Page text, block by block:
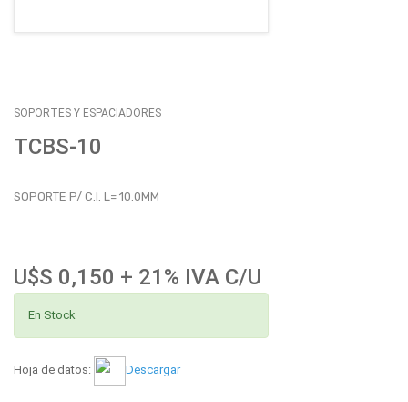
SOPORTES Y ESPACIADORES
TCBS-10
SOPORTE P/ C.I. L= 10.0MM
U$S 0,150 + 21% IVA C/U
En Stock
Hoja de datos: Descargar